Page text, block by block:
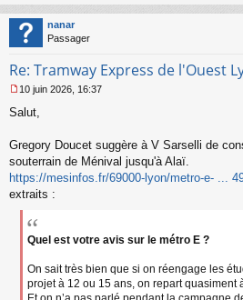
a
g
e
o
l
u
nanar
Passager
Re: Tramway Express de l'Ouest
e
s
g
e
n
o
10 juin 2026, 16:37
Salut,
Gregory Doucet suggère à V Sarselli de
souterrain de Ménival jusqu'à Alaï.
https://mesinfos.fr/69000-lyon/metro-e- ...
extraits :
Quel est votre avis sur le métro E ?
On sait très bien que si on réengage les
projet à 12 ou 15 ans, on repart quasiment